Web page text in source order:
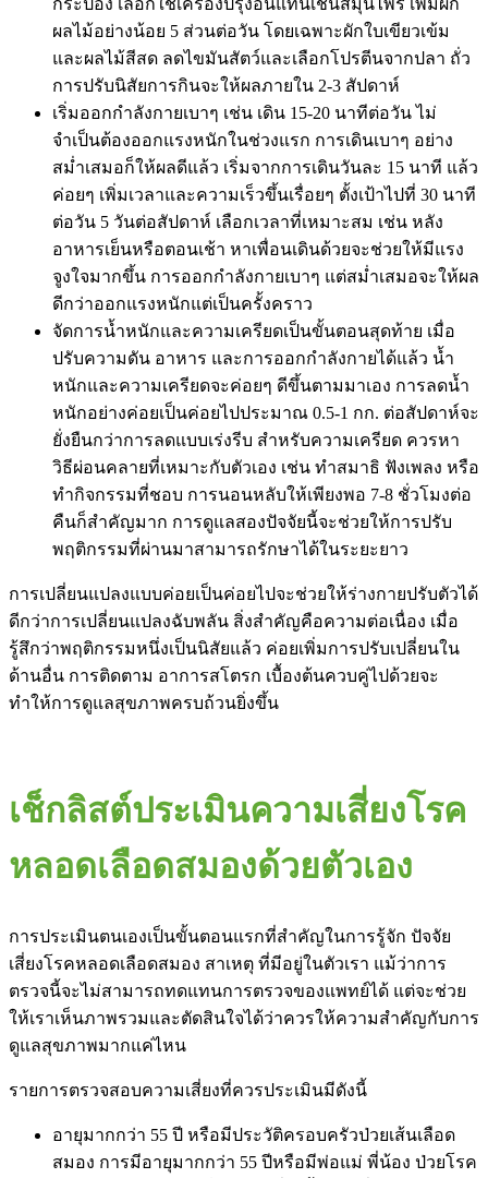
ผลไม้อย่างน้อย 5 ส่วนต่อวัน โดยเฉพาะผักใบเขียวเข้ม
และผลไม้สีสด ลดไขมันสัตว์และเลือกโปรตีนจากปลา ถั่ว
การปรับนิสัยการกินจะให้ผลภายใน 2-3 สัปดาห์
เริ่มออกกำลังกายเบาๆ เช่น เดิน 15-20 นาทีต่อวัน ไม่
จำเป็นต้องออกแรงหนักในช่วงแรก การเดินเบาๆ อย่าง
สม่ำเสมอก็ให้ผลดีแล้ว เริ่มจากการเดินวันละ 15 นาที แล้ว
ค่อยๆ เพิ่มเวลาและความเร็วขึ้นเรื่อยๆ ตั้งเป้าไปที่ 30 นาที
ต่อวัน 5 วันต่อสัปดาห์ เลือกเวลาที่เหมาะสม เช่น หลัง
อาหารเย็นหรือตอนเช้า หาเพื่อนเดินด้วยจะช่วยให้มีแรง
จูงใจมากขึ้น การออกกำลังกายเบาๆ แต่สม่ำเสมอจะให้ผล
ดีกว่าออกแรงหนักแต่เป็นครั้งคราว
จัดการน้ำหนักและความเครียดเป็นขั้นตอนสุดท้าย เมื่อ
ปรับความดัน อาหาร และการออกกำลังกายได้แล้ว น้ำ
หนักและความเครียดจะค่อยๆ ดีขึ้นตามมาเอง การลดน้ำ
หนักอย่างค่อยเป็นค่อยไปประมาณ 0.5-1 กก. ต่อสัปดาห์จะ
ยั่งยืนกว่าการลดแบบเร่งรีบ สำหรับความเครียด ควรหา
วิธีผ่อนคลายที่เหมาะกับตัวเอง เช่น ทำสมาธิ ฟังเพลง หรือ
ทำกิจกรรมที่ชอบ การนอนหลับให้เพียงพอ 7-8 ชั่วโมงต่อ
คืนก็สำคัญมาก การดูแลสองปัจจัยนี้จะช่วยให้การปรับ
พฤติกรรมที่ผ่านมาสามารถรักษาได้ในระยะยาว
การเปลี่ยนแปลงแบบค่อยเป็นค่อยไปจะช่วยให้ร่างกายปรับตัวได้
ดีกว่าการเปลี่ยนแปลงฉับพลัน สิ่งสำคัญคือความต่อเนื่อง เมื่อ
รู้สึกว่าพฤติกรรมหนึ่งเป็นนิสัยแล้ว ค่อยเพิ่มการปรับเปลี่ยนใน
ด้านอื่น การติดตาม อาการสโตรก เบื้องต้นควบคู่ไปด้วยจะ
ทำให้การดูแลสุขภาพครบถ้วนยิ่งขึ้น
เช็กลิสต์ประเมินความเสี่ยงโรค
หลอดเลือดสมองด้วยตัวเอง
การประเมินตนเองเป็นขั้นตอนแรกที่สำคัญในการรู้จัก ปัจจัย
เสี่ยงโรคหลอดเลือดสมอง สาเหตุ ที่มีอยู่ในตัวเรา แม้ว่าการ
ตรวจนี้จะไม่สามารถทดแทนการตรวจของแพทย์ได้ แต่จะช่วย
ให้เราเห็นภาพรวมและตัดสินใจได้ว่าควรให้ความสำคัญกับการ
ดูแลสุขภาพมากแค่ไหน
รายการตรวจสอบความเสี่ยงที่ควรประเมินมีดังนี้
อายุมากกว่า 55 ปี หรือมีประวัติครอบครัวป่วยเส้นเลือด
สมอง การมีอายุมากกว่า 55 ปีหรือมีพ่อแม่ พี่น้อง ป่วยโรค